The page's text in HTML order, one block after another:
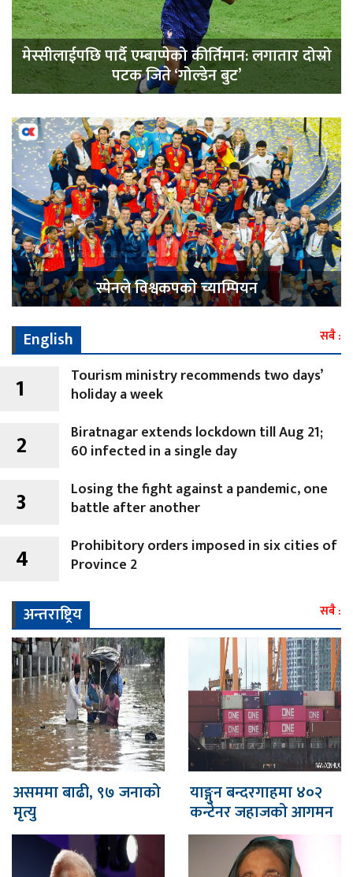
मेस्सीलाईपछि पार्दै एम्बाप्पेको कीर्तिमान: लगातार दोस्रो
पटक जिते ‘गोल्डेन बुट’
स्पेनले विश्वकपकाे च्याम्पियन
English
सबै :
1
Tourism ministry recommends two days’
holiday a week
2
Biratnagar extends lockdown till Aug 21;
60 infected in a single day
3
Losing the fight against a pandemic, one
battle after another
4
Prohibitory orders imposed in six cities of
Province 2
अन्तराष्ट्रिय सबै :
असममा बाढी, ९७ जनाको
मृत्यु
याङ्गुन बन्दरगाहमा ४०२
कन्टेनर जहाजको आगमन